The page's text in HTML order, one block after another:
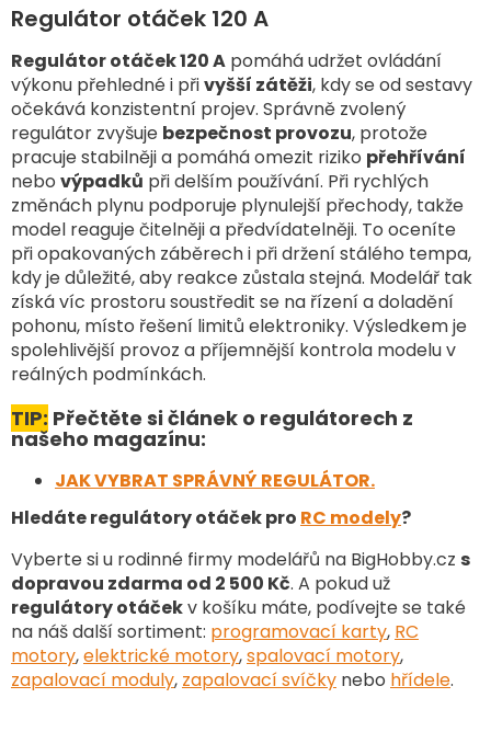
l
d
a
c
í
p
r
v
k
y
v
ý
p
i
s
u
Regulátor otáček 120 A
Regulátor otáček 120 A pomáhá udržet ovládání
výkonu přehledné i přivyšší zátěži, kdy se od sestavy
očekává konzistentní projev. Správně zvolený
regulátor zvyšuje bezpečnost provozu, protože
pracuje stabilněji a pomáhá omezit riziko přehřívání
nebo výpadků při delším používání. Při rychlých
změnách plynu podporuje plynulejší přechody, takže
model reaguje čitelněji a předvídatelněji. To oceníte
při opakovaných záběrech i při držení stálého tempa,
kdy je důležité, aby reakce zůstala stejná. Modelář tak
získá víc prostoru soustředit se na řízení a doladění
pohonu, místo řešení limitů elektroniky. Výsledkem je
spolehlivější provoz a příjemnější kontrola modelu v
reálných podmínkách.
TIP: Přečtěte si článek o regulátorech z
našeho magazínu:
JAK VYBRAT SPRÁVNÝ REGULÁTOR.
Hledáte regulátory otáček pro RC modely?
Vyberte si u rodinné firmy modelářů na BigHobby.cz s
dopravou zdarma od 2 500 Kč. A pokud už
regulátory otáčekv košíku máte, podívejte se také
na náš další sortiment: programovací karty, RC
motory,elektrické motory,spalovací motory,
zapalovací moduly, zapalovací svíčky nebo hřídele.